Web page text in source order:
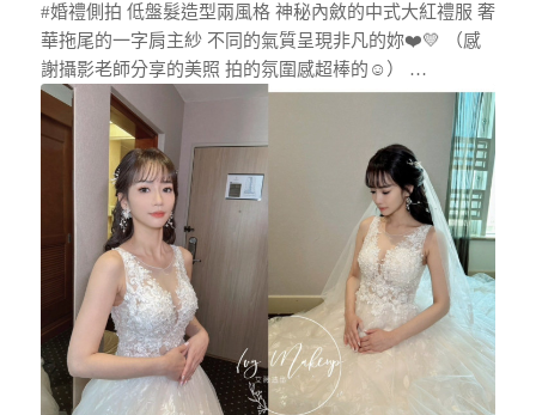
#婚禮側拍 低盤髮造型兩風格 神秘內斂的中式大紅禮服 奢
華拖尾的一字肩主紗 不同的氣質呈現非凡的妳❤️💛 （感
謝攝影老師分享的美照 拍的氛圍感超棒的☺️） …